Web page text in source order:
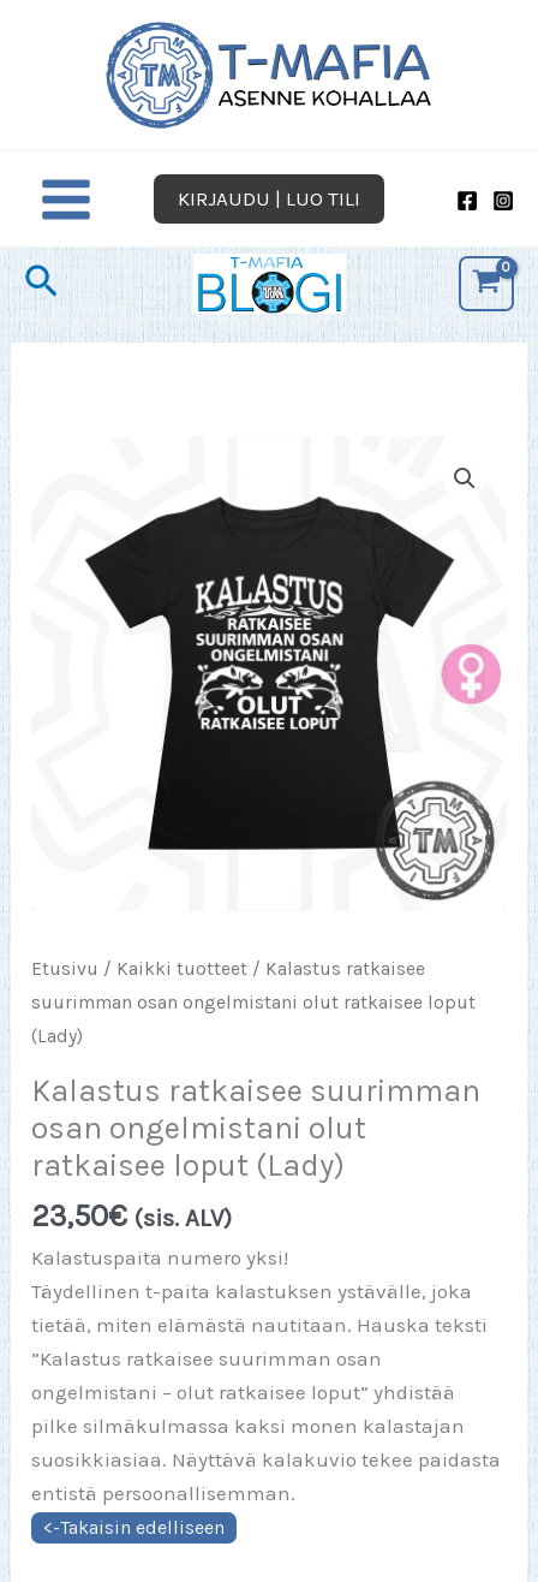
KIRJAUDU | LUO TILI
Hae
Etusivu / Kaikki tuotteet / Kalastus ratkaisee
suurimman osan ongelmistani olut ratkaisee loput
(Lady)
Kalastus ratkaisee suurimman
osan ongelmistani olut
ratkaisee loput (Lady)
23,50€ (sis. ALV)
Kalastuspaita numero yksi!
Täydellinen t-paita kalastuksen ystävälle, joka
tietää, miten elämästä nautitaan. Hauska teksti
”Kalastus ratkaisee suurimman osan
ongelmistani – olut ratkaisee loput” yhdistää
pilke silmäkulmassa kaksi monen kalastajan
suosikkiasiaa. Näyttävä kalakuvio tekee paidasta
entistä persoonallisemman.